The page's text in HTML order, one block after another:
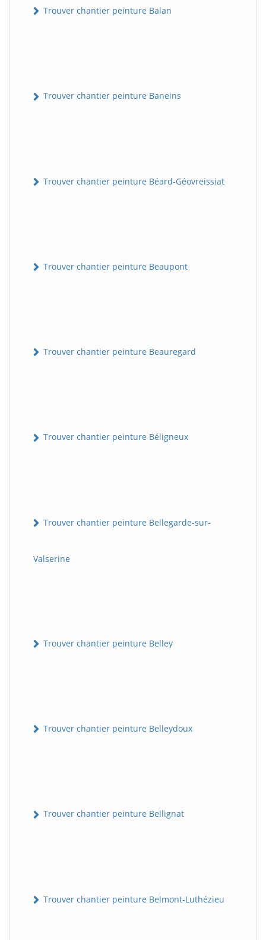
Trouver chantier peinture Balan
Trouver chantier peinture Baneins
Trouver chantier peinture Béard-Géovreissiat
Trouver chantier peinture Beaupont
Trouver chantier peinture Beauregard
Trouver chantier peinture Béligneux
Trouver chantier peinture Bellegarde-sur-
Valserine
Trouver chantier peinture Belley
Trouver chantier peinture Belleydoux
Trouver chantier peinture Bellignat
Trouver chantier peinture Belmont-Luthézieu